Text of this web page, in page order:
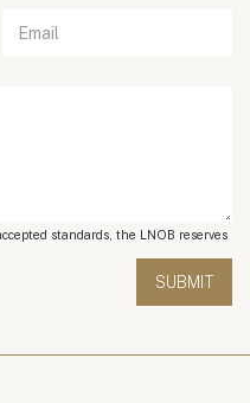
standards, the LNOB reserves